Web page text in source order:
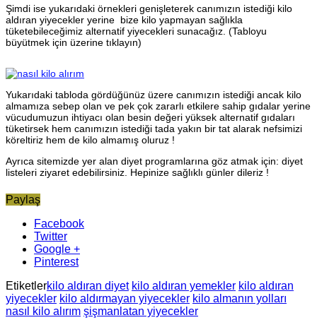
Şimdi ise yukarıdaki örnekleri genişleterek canımızın istediği kilo
aldıran yiyecekler yerine bize kilo yapmayan sağlıkla
tüketebileceğimiz alternatif yiyecekleri sunacağız. (Tabloyu
büyütmek için üzerine tıklayın)
Yukarıdaki tabloda gördüğünüz üzere canımızın istediği ancak kilo
almamıza sebep olan ve pek çok zararlı etkilere sahip gıdalar yerine
vücudumuzun ihtiyacı olan besin değeri yüksek alternatif gıdaları
tüketirsek hem canımızın istediği tada yakın bir tat alarak nefsimizi
köreltiriz hem de kilo almamış oluruz !
Ayrıca sitemizde yer alan diyet programlarına göz atmak için: diyet
listeleri ziyaret edebilirsiniz. Hepinize sağlıklı günler dileriz !
Paylaş
Facebook
Twitter
Google +
Pinterest
Etiketlerkilo aldıran diyet kilo aldıran yemekler kilo aldıran
yiyecekler kilo aldırmayan yiyecekler kilo almanın yolları
nasıl kilo alırım şişmanlatan yiyecekler